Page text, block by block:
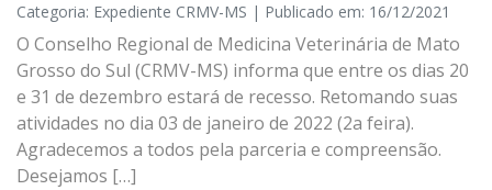
Categoria: Expediente CRMV-MS | Publicado em: 16/12/2021
O Conselho Regional de Medicina Veterinária de Mato
Grosso do Sul (CRMV-MS) informa que entre os dias 20
e 31 de dezembro estará de recesso. Retomando suas
atividades no dia 03 de janeiro de 2022 (2a feira).
Agradecemos a todos pela parceria e compreensão.
Desejamos […]